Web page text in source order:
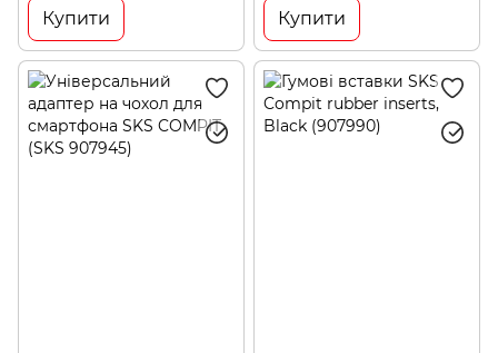
Купити Купити